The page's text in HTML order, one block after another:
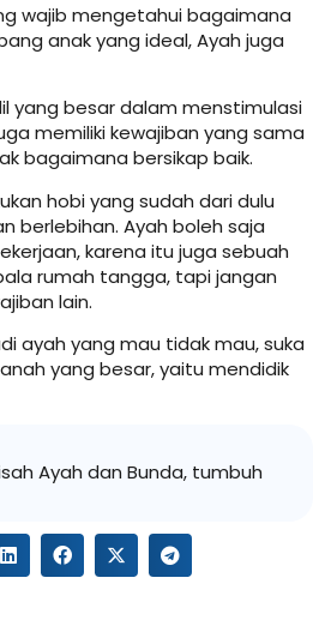
wajib mengetahui bagaimana
anak yang ideal, Ayah juga
yang besar dalam menstimulasi
memiliki kewajiban yang sama
bagaimana bersikap baik.
hobi yang sudah dari dulu
berlebihan. Ayah boleh saja
karena itu juga sebuah
rumah tangga, tapi jangan
lain.
ayah yang mau tidak mau, suka
yang besar, yaitu mendidik
Ayah dan Bunda, tumbuh